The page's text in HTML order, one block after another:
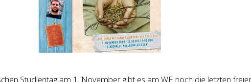
Studientag am 1. November gibt es am WE noch die letzten